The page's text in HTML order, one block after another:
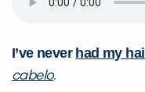
I’ve never had my
cabelo.